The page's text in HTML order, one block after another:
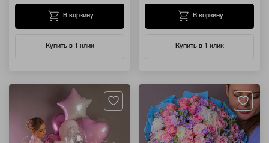
Купить в 1 клик
В корзину
Купить в 1 клик
В корзину